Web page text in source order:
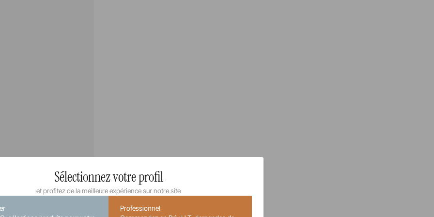
Sélectionnez votre profil
et profitez de la meilleure expérience sur notre site
Professionnel